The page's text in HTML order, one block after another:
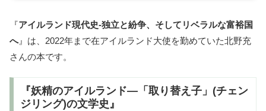
『アイルランド現代史-独立と紛争、そしてリベラルな富裕国
へ』は、2022年まで在アイルランド大使を勤めていた北野充
さんの本です。
『妖精のアイルランド―「取り替え子」(チェン
ジリング)の文学史』